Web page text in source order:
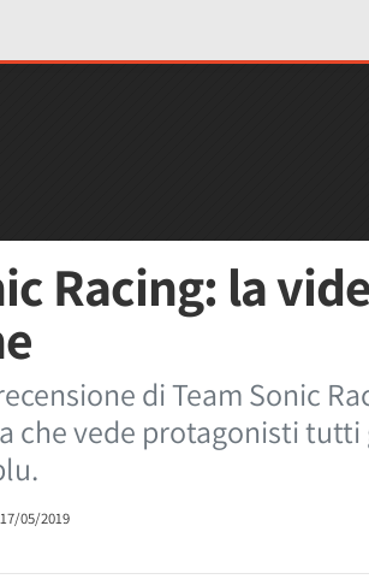
Racing: la
di Team Sonic
che vede protagonisti tutti
17/05/2019